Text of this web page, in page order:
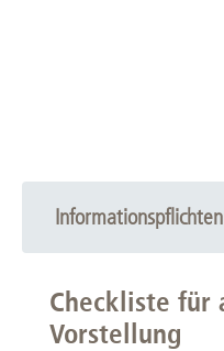
genommen, die mich
über das
Kenntnis setzen: Meine
Checkliste für
Vorstellung